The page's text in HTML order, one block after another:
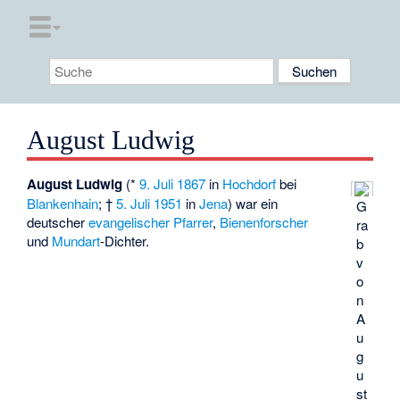
August Ludwig
G
ra
b
v
o
n
A
u
g
u
st
August Ludwig (*9. Juli 1867 in Hochdorfbei
Blankenhain; †5. Juli 1951 inJena) war ein
deutscherevangelischer Pfarrer, Bienenforscher
und Mundart-Dichter.